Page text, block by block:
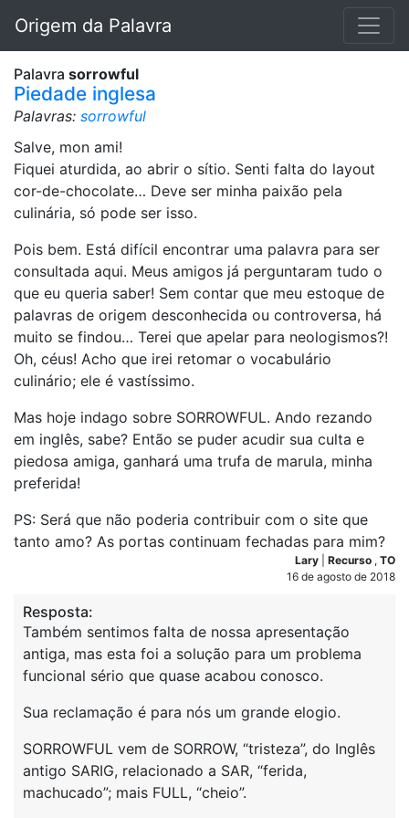
Origem da Palavra
Palavra sorrowful
Piedade inglesa
Palavras: sorrowful
Salve, mon ami!
Fiquei aturdida, ao abrir o sítio. Senti falta do layout
cor-de-chocolate… Deve ser minha paixão pela
culinária, só pode ser isso.
Pois bem. Está difícil encontrar uma palavra para ser
consultada aqui. Meus amigos já perguntaram tudo o
que eu queria saber! Sem contar que meu estoque de
palavras de origem desconhecida ou controversa, há
muito se findou… Terei que apelar para neologismos?!
Oh, céus! Acho que irei retomar o vocabulário
culinário; ele é vastíssimo.
Mas hoje indago sobre SORROWFUL. Ando rezando
em inglês, sabe? Então se puder acudir sua culta e
piedosa amiga, ganhará uma trufa de marula, minha
preferida!
PS: Será que não poderia contribuir com o site que
tanto amo? As portas continuam fechadas para mim?
Lary Recurso , TO
16 de agosto de 2018
Resposta:
Também sentimos falta de nossa apresentação
antiga, mas esta foi a solução para um problema
funcional sério que quase acabou conosco.
Sua reclamação é para nós um grande elogio.
SORROWFUL vem de SORROW, “tristeza”, do Inglês
antigo SARIG, relacionado a SAR, “ferida,
machucado”; mais FULL, “cheio”.